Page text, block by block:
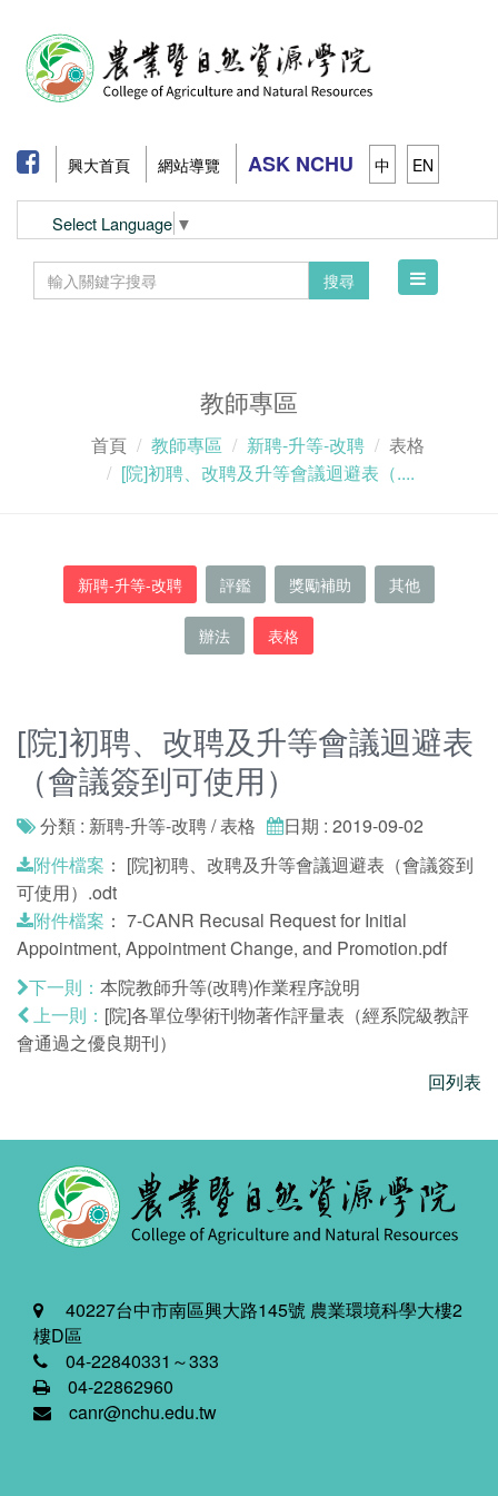
興大首頁 網站導覽 ASK NCHU 中 EN
Select Language ▼
搜尋
Toggle
教師專區
首頁 教師專區 新聘-升等-改聘
表格
[院]初聘、改聘及升等會議迴避表（....
新聘-升等-改聘 評鑑 獎勵補助 其他
辦法 表格
[院]初聘、改聘及升等會議迴避表
（會議簽到可使用）
分類 : 新聘-升等-改聘 / 表格 日期 : 2019-09-02
附件檔案 ： [院]初聘、改聘及升等會議迴避表（會議簽到
可使用）.odt
附件檔案 ： 7-CANR Recusal Request for Initial
Appointment, Appointment Change, and Promotion.pdf
下一則： 本院教師升等(改聘)作業程序說明
上一則： [院]各單位學術刊物著作評量表（經系院級教評
會通過之優良期刊）
回列表
40227台中市南區興大路145號 農業環境科學大樓2
樓D區
04-22840331～333
04-22862960
canr@nchu.edu.tw